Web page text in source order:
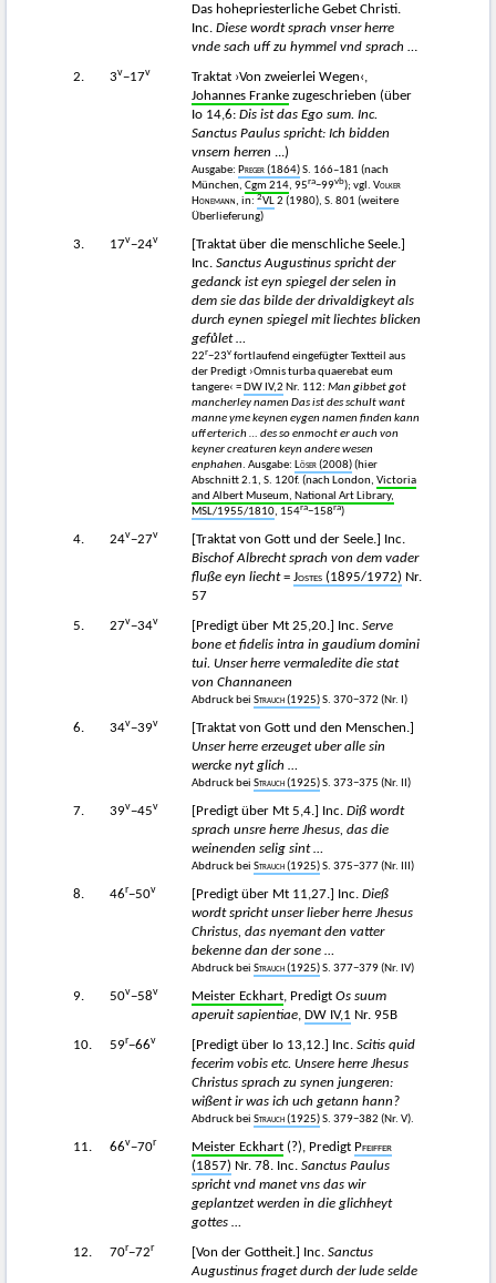
Das hohepriesterliche Gebet Christi.
Inc. Diese wordt sprach vnser herre
vnde sach uff zu hymmel vnd sprach …
2. 3v−17v
Traktat ›Von zweierlei Wegen‹,
Johannes Franke zugeschrieben (über
Io 14,6: Dis ist das Ego sum. Inc.
Sanctus Paulus spricht: Ich bidden
vnsern herren ...)
Ausgabe: Preger(1864)S. 166–181 (nach
München, Cgm 214, 95ra−99vb); vgl. Volker
Honemann, in: 2VL2 (1980), S. 801 (weitere
Überlieferung)
3. 17v−24v
[Traktat über die menschliche Seele.]
Inc. Sanctus Augustinus spricht der
gedanck ist eyn spiegel der selen in
dem sie das bilde der drivaldigkeyt als
durch eynen spiegel mit liechtes blicken
gefůlet …
22r−23v fortlaufend eingefügter Textteil aus
der Predigt ›Omnis turba quaerebat eum
tangere‹ =DW IV,2 Nr. 112: Man gibbet got
mancherley namen Das ist des schult want
manne yme keynen eygen namen finden kann
uff erterich … des so enmocht er auch von
keyner creaturen keyn andere wesen
enphahen. Ausgabe: Löser(2008)(hier
Abschnitt 2.1, S. 120f. (nach London, Victoria
and Albert Museum, National Art Library,
MSL/1955/1810, 154ra−158ra)
4. 24v−27v
[Traktat von Gott und der Seele.] Inc.
Bischof Albrecht sprach von dem vader
fluße eyn liecht= Jostes (1895/1972) Nr.
57
5. 27v−34v [Predigt über Mt 25,20.] Inc. Serve
bone et fidelis intra in gaudium domini
tui. Unser herre vermaledite die stat
von Channaneen
Abdruck bei Strauch(1925)S. 370−372 (Nr. I)
6. 34v−39v
[Traktat von Gott und den Menschen.]
Unser herre erzeuget uber alle sin
wercke nyt glich …
Abdruck bei Strauch(1925)S. 373−375 (Nr. II)
7. 39v−45v [Predigt über Mt 5,4.] Inc. Diß wordt
sprach unsre herre Jhesus, das die
weinenden selig sint …
Abdruck bei Strauch(1925)S. 375−377 (Nr. III)
8. 46r−50v [Predigt über Mt 11,27.] Inc. Dieß
wordt spricht unser lieber herre Jhesus
Christus, das nyemant den vatter
bekenne dan der sone …
Abdruck bei Strauch(1925)S. 377−379 (Nr. IV)
9. 50v−58v Meister Eckhart, Predigt Os suum
aperuit sapientiae, DW IV,1 Nr. 95B
10. 59r−66v [Predigt über Io 13,12.] Inc. Scitis quid
fecerim vobis etc. Unsere herre Jhesus
Christus sprach zu synen jungeren:
wißent ir was ich uch getann hann?
Abdruck bei Strauch(1925)S. 379−382 (Nr. V).
11. 66v−70r Meister Eckhart (?), Predigt Pfeiffer
(1857) Nr. 78. Inc. Sanctus Paulus
spricht vnd manet vns das wir
geplantzet werden in die glichheyt
gottes …
12. 70r−72r [Von der Gottheit.] Inc. Sanctus
Augustinus fraget durch der lude selde